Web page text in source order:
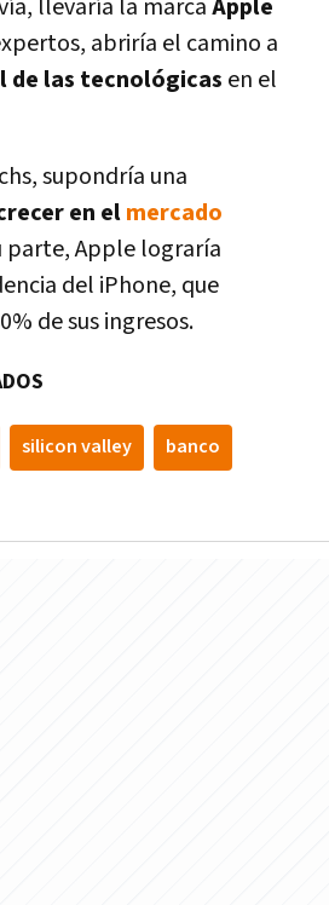
llevarí­a la marcaApple
abrirí­a el camino a
de las tecnológicas en el
supondrí­a una
en elmercado
parte, Apple lograrí­a
del iPhone, que
de sus ingresos.
silicon valley banco